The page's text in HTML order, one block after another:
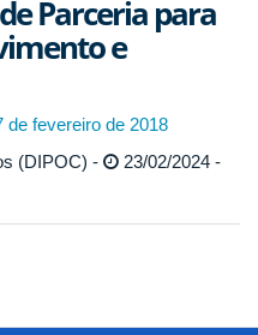
Parceria para
e
de fevereiro de 2018
(DIPOC) -
23/02/2024 -